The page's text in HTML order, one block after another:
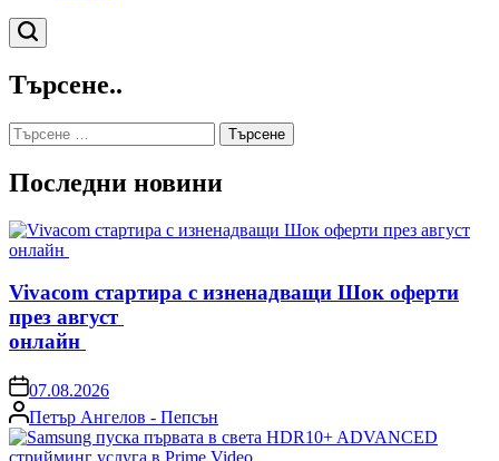
Търсене
Търсене..
Търсене
за:
Последни новини
Vivacom стартира с изненадващи Шок оферти
през август
онлайн
on07.08.2026
Posted
by
Петър Ангелов - Пепсън